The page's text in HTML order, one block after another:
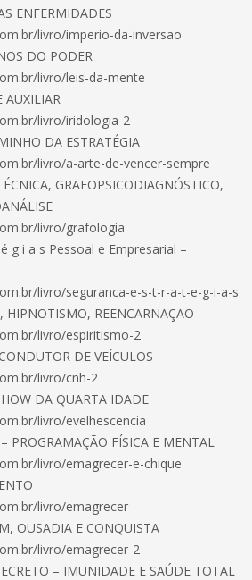
ENFERMIDADES
livro/imperio-da-inversao
DO PODER
livro/leis-da-mente
AUXILIAR
livro/iridologia-2
DA ESTRATÉGIA
livro/a-arte-de-vencer-sempre
GRAFOPSICODIAGNÓSTICO,
livro/grafologia
g i a s Pessoal e Empresarial –
livro/seguranca-e-s-t-r-a-t-e-g-i-a-s
HIPNOTISMO, REENCARNAÇÃO
livro/espiritismo-2
DE VEÍCULOS
livro/cnh-2
DA QUARTA IDADE
livro/evelhescencia
PROGRAMAÇÃO FÍSICA E MENTAL
livro/emagrecer-e-chique
livro/emagrecer
OUSADIA E CONQUISTA
livro/emagrecer-2
– IMUNIDADE E SAÚDE TOTAL